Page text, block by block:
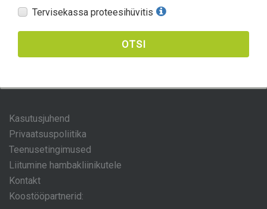
Tervisekassa proteesihüvitis
OTSI
Kasutusjuhend
Privaatsuspoliitika
Teenusetingimused
Liitumine hambakliinikutele
Kontakt
Koostööpartnerid: